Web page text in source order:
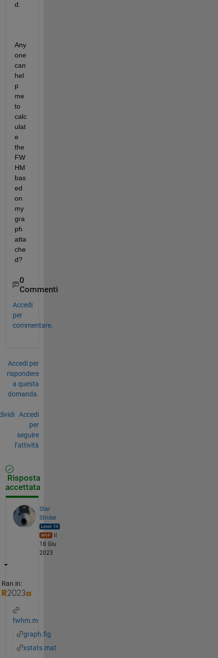
d.
Any
one
can
hel
p
me
to
calc
ulat
e
the
FW
HM
bas
ed
on
my
gra
ph
atta
che
d?
0
Commenti
Accedi
per
commentare.
Accedi per
rispondere
a questa
domanda.
Accedi
per
seguire
l’attività
Risposta
accettata
Star
Strider
il
18 Giu
2023
Ran in:
fwhm.m
graph.fig
xstats.mat